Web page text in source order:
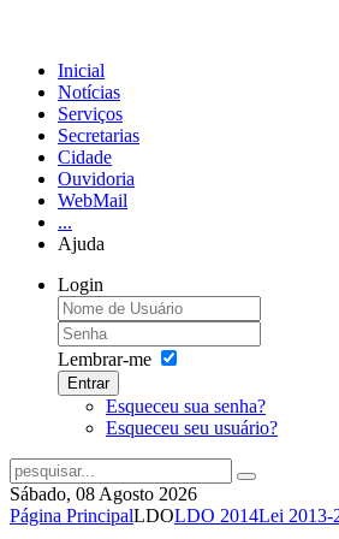
Inicial
Notícias
Serviços
Secretarias
Cidade
Ouvidoria
WebMail
...
Ajuda
Login
Lembrar-me
Entrar
Esqueceu sua senha?
Esqueceu seu usuário?
Sábado, 08 Agosto 2026
Página PrincipalLDOLDO 2014Lei 2013-